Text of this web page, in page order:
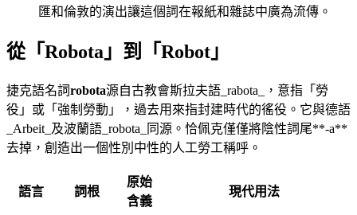
匯和倫敦的演出讓這個詞在報紙和雜誌中廣為流傳。
從「Robota」到「Robot」
捷克語名詞robota源自古教會斯拉夫語_rabota_，意指「勞
役」或「強制勞動」，過去用來指封建時代的徭役。它與德語
_Arbeit_及波蘭語_robota_同源。恰佩克僅僅將陰性詞尾**-a**
去掉，創造出一個性別中性的人工勞工稱呼。
語言 詞根
原始
含義
現代用法